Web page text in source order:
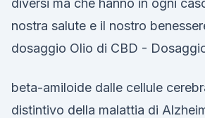
diversi ma che hanno in ogni
nostra salute e il nostro
dosaggio Olio di CBD -
beta-amiloide dalle cellule
distintivo della malattia di